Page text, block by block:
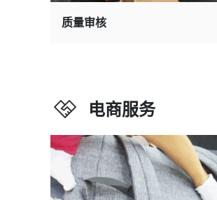
质量审核
电商服务